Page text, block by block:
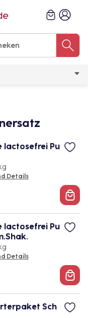
lactosefrei Pu
Details
lactosefrei Pu
Details
Sch